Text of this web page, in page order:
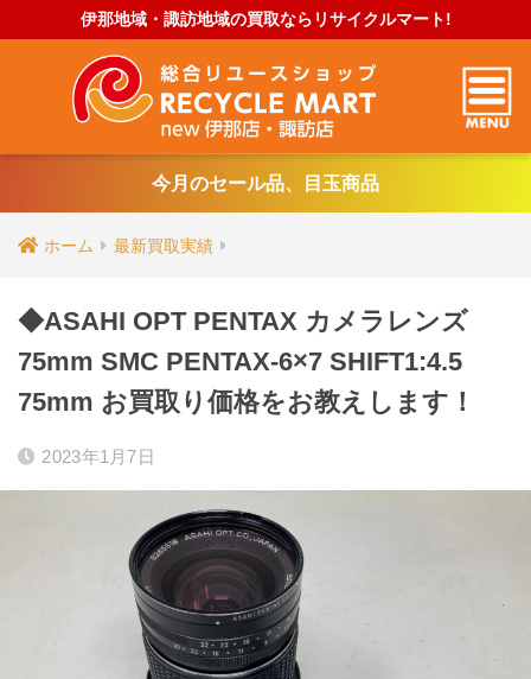
伊那地域・諏訪地域の買取ならリサイクルマート!
今月のセール品、目玉商品
ホーム 最新買取実績
◆ASAHI OPT PENTAX カメラレンズ
75mm SMC PENTAX-6×7 SHIFT1:4.5
75mm お買取り価格をお教えします！
2023年1月7日